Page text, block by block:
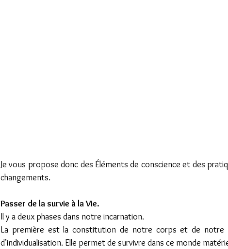
Je vous propose donc des Éléments de conscience et des
changements.
Passer de la survie à la Vie.
Il y a deux phases dans notre incarnation.
La première est la constitution de notre corps et de notre
d’individualisation. Elle permet de survivre dans ce monde